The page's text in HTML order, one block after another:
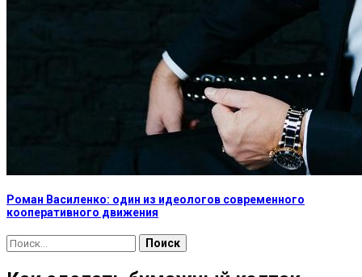
Роман Василенко: один из идеологов современного
кооперативного движения
Найти: